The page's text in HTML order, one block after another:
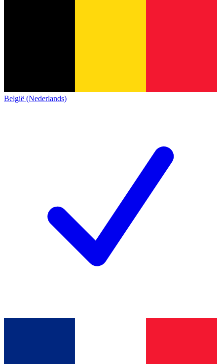
België (Nederlands)